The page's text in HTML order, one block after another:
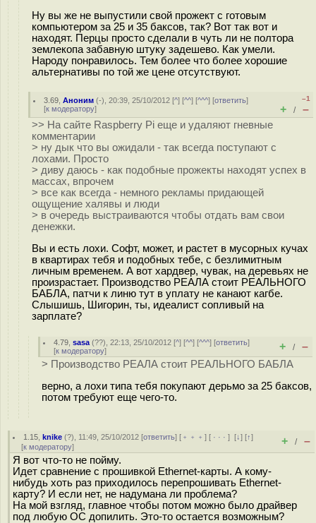
Ну вы же не выпустили свой прожект с готовым
компьютером за 25 и 35 баксов, так? Вот так вот и
находят. Перцы просто сделали в чуть ли не полтора
землекопа забавную штуку задешево. Как умели.
Народу понравилось. Тем более что более хорошие
альтернативы по той же цене отсутствуют.
3.69 ,Аноним (-), 20:39, 25/10/2012 [^] [^^] [^^^] [ответить]
[к модератору]
–1
+ / –
>> На сайте Raspberry Pi еще и удаляют гневные
комментарии
> ну дык что вы ожидали - так всегда поступают с
лохами. Просто
> диву даюсь - как подобные прожекты находят успех в
массах, впрочем
> все как всегда - немного рекламы придающей
ощущение халявы и люди
> в очередь выстраиваются чтобы отдать вам свои
денежки.
Вы и есть лохи. Софт, может, и растет в мусорных кучах
в квартирах тебя и подобных тебе, с безлимитным
личным временем. А вот хардвер, чувак, на деревьях не
произрастает. Производство РЕАЛА стоит РЕАЛЬНОГО
БАБЛА, патчи к линю тут в уплату не канают кагбе.
Слышишь, Шигорин, ты, идеалист сопливый на
зарплате?
4.79 ,sasa (??), 22:13, 25/10/2012 [^] [^^] [^^^] [ответить]
[к модератору] + / –
> Производство РЕАЛА стоит РЕАЛЬНОГО БАБЛА
верно, а лохи типа тебя покупают дерьмо за 25 баксов,
потом требуют еще чего-то.
1.15 ,knike (?), 11:49, 25/10/2012 [ответить] [ ﹢﹢﹢] [ · · ·][↓] [↑]
[к модератору] + / –
Я вот что-то не пойму.
Идет сравнение с прошивкой Ethernet-карты. А кому-
нибудь хоть раз приходилось перепрошивать Ethernet-
карту? И если нет, не надумана ли проблема?
На мой взгляд, главное чтобы потом можно было драйвер
под любую ОС допилить. Это-то остается возможным?